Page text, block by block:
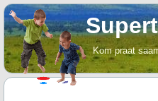
Kom praat